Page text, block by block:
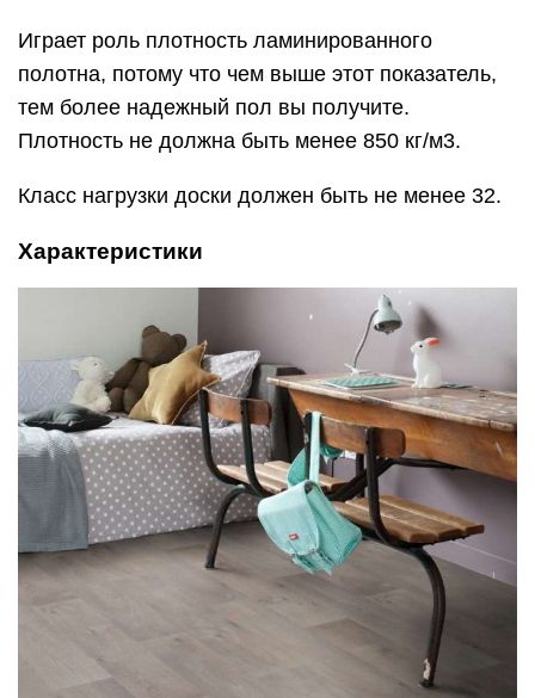
Играет роль плотность ламинированного
полотна, потому что чем выше этот показатель,
тем более надежный пол вы получите.
Плотность не должна быть менее 850 кг/м3.
Класс нагрузки доски должен быть не менее 32.
Характеристики